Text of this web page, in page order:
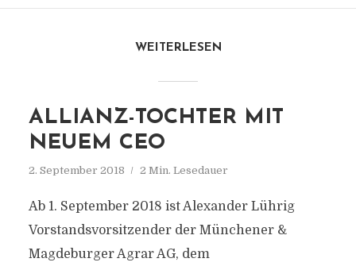
WEITERLESEN
ALLIANZ-TOCHTER MIT
NEUEM CEO
2. September 2018 2 Min. Lesedauer
Ab 1. September 2018 ist Alexander Lührig
Vorstandsvorsitzender der Münchener &
Magdeburger Agrar AG, dem